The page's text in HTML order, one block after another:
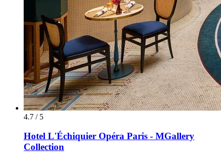
4.7 / 5
Hotel L'Échiquier Opéra Paris - MGallery
Collection